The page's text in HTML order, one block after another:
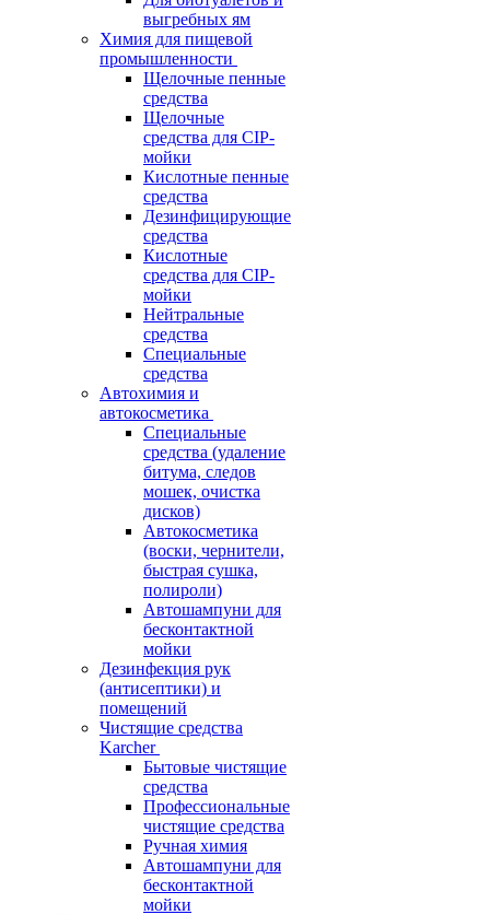
выгребных ям
Химия для пищевой
промышленности
Щелочные пенные
средства
Щелочные
средства для CIP-
мойки
Кислотные пенные
средства
Дезинфицирующие
средства
Кислотные
средства для CIP-
мойки
Нейтральные
средства
Специальные
средства
Автохимия и
автокосметика
Специальные
средства (удаление
битума, следов
мошек, очистка
дисков)
Автокосметика
(воски, чернители,
быстрая сушка,
полироли)
Автошампуни для
бесконтактной
мойки
Дезинфекция рук
(антисептики) и
помещений
Чистящие средства
Karcher
Бытовые чистящие
средства
Профессиональные
чистящие средства
Ручная химия
Автошампуни для
бесконтактной
мойки